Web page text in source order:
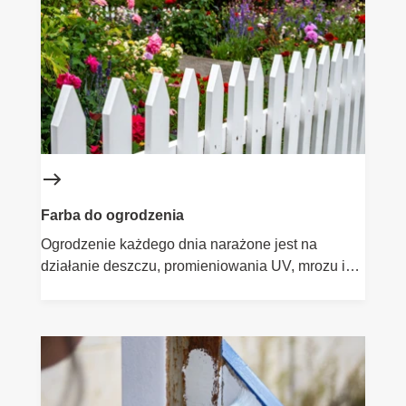
PCV, a także grunty i farby wykończeniowe o
różnym stopniu połysku. Wybierz rozwiązanie
dopasowane do rodzaju podłoża i ciesz się
trwałym efektem przez długie lata.
Farba do ogrodzenia
Ogrodzenie każdego dnia narażone jest na
działanie deszczu, promieniowania UV, mrozu i
jednocześnie nadając powierzchni estetyczny
wygląd. W ofercie Flügger znajdziesz farby do
ogrodzeń drewnianych i metalowych oraz